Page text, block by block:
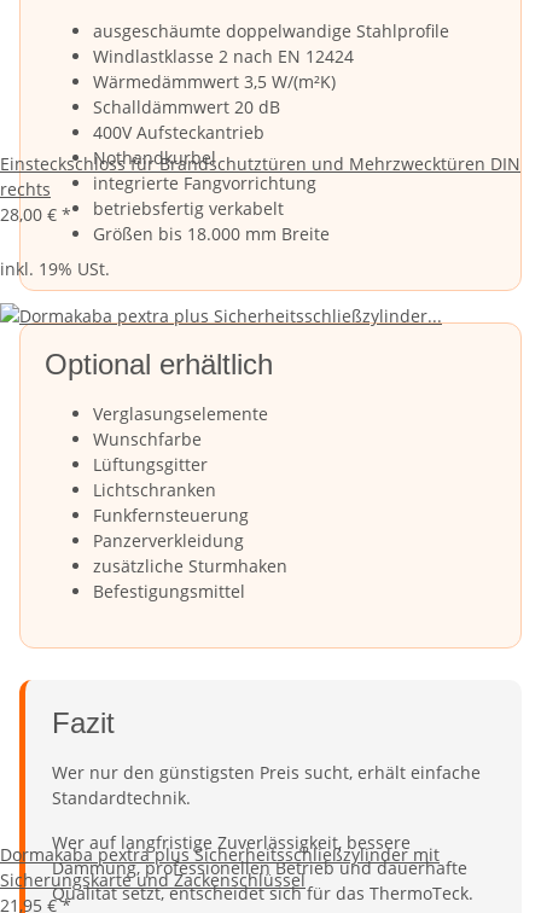
ausgeschäumte doppelwandige Stahlprofile
Windlastklasse 2 nach EN 12424
Wärmedämmwert 3,5 W/(m²K)
Schalldämmwert 20 dB
400V Aufsteckantrieb
Nothandkurbel
integrierte Fangvorrichtung
betriebsfertig verkabelt
Größen bis 18.000 mm Breite
Optional erhältlich
Verglasungselemente
Wunschfarbe
Lüftungsgitter
Lichtschranken
Funkfernsteuerung
Panzerverkleidung
zusätzliche Sturmhaken
Befestigungsmittel
Fazit
Wer nur den günstigsten Preis sucht, erhält einfache
Standardtechnik.
Wer auf langfristige Zuverlässigkeit, bessere
Dämmung, professionellen Betrieb und dauerhafte
Qualität setzt, entscheidet sich für das ThermoTeck.
Einsteckschloss für Brandschutztüren und Mehrzwecktüren DIN
rechts
28,00 € *
inkl. 19% USt.
Dormakaba pextra plus Sicherheitsschließzylinder mit
Sicherungskarte und Zackenschlüssel
21,95 €*